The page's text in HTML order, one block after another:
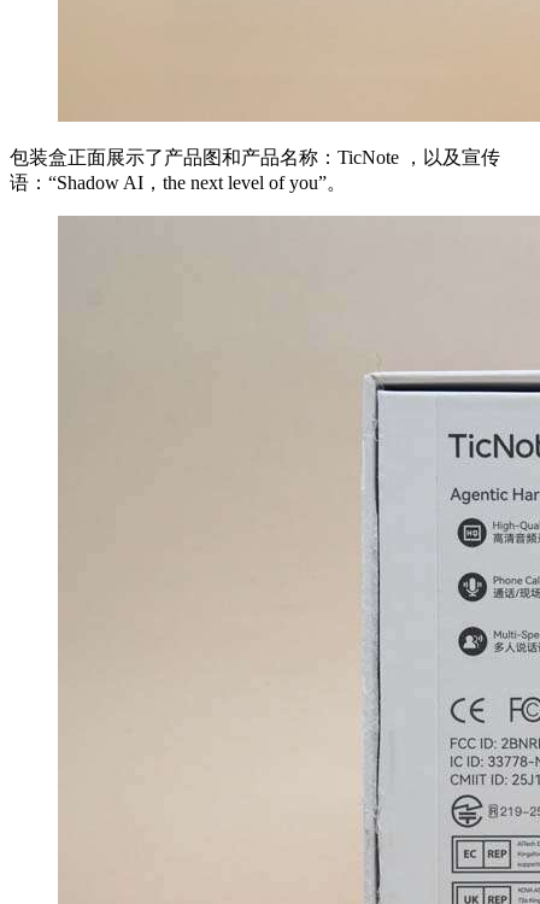
包装盒正面展示了产品图和产品名称：TicNote ，以及宣传
语：“Shadow AI，the next level of you”。